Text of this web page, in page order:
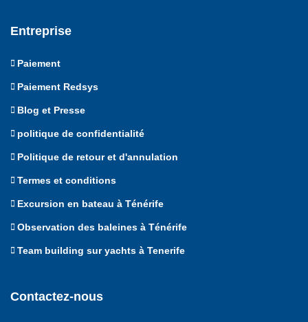
Entreprise
Paiement
Paiement Redsys
Blog et Presse
politique de confidentialité
Politique de retour et d'annulation
Termes et conditions
Excursion en bateau à Ténérife
Observation des baleines à Ténérife
Team building sur yachts à Tenerife
Contactez-nous